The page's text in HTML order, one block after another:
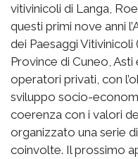
vitivinicoli di Langa,
questi primi nove anni
dei Paesaggi
Province di Cuneo, Asti
operatori privati, con
sviluppo socio-
coerenza con i valori
organizzato una serie
coinvolte. Il prossimo